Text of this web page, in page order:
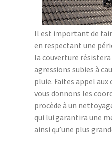
Il est important de
en respectant une
la couverture résistera
agressions subies à
pluie. Faites appel aux
vous donnons les
procède à un
qui lui garantira une
ainsi qu’une plus